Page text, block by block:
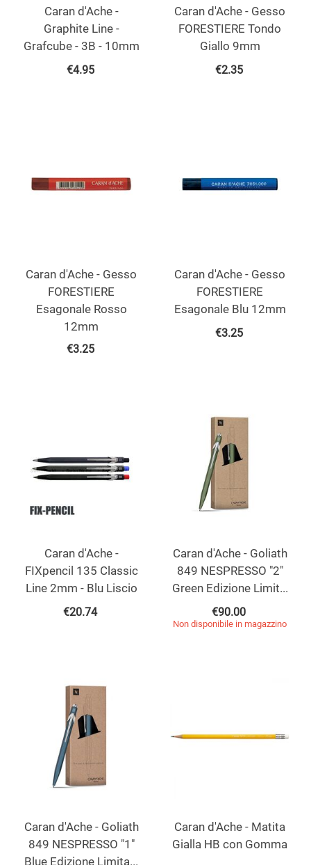
Caran d'Ache -
Graphite Line -
Grafcube - 3B - 10mm
€4.95
Caran d'Ache - Gesso
FORESTIERE Tondo
Giallo 9mm
€2.35
Caran d'Ache - Gesso
FORESTIERE
Esagonale Rosso
12mm
€3.25
Caran d'Ache - Gesso
FORESTIERE
Esagonale Blu 12mm
€3.25
Caran d'Ache -
FIXpencil 135 Classic
Line 2mm - Blu Liscio
€20.74
Caran d'Ache - Goliath
849 NESPRESSO "2"
Green Edizione Limit...
€90.00
Non disponibile in magazzino
Caran d'Ache - Goliath
849 NESPRESSO "1"
Blue Edizione Limita...
Caran d'Ache - Matita
Gialla HB con Gomma